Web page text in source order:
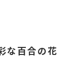
な百合の花